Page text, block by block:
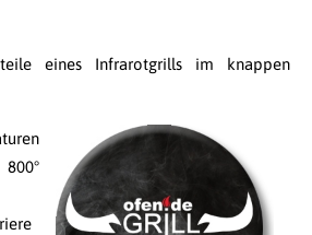
eines Infrarotgrills im knappen